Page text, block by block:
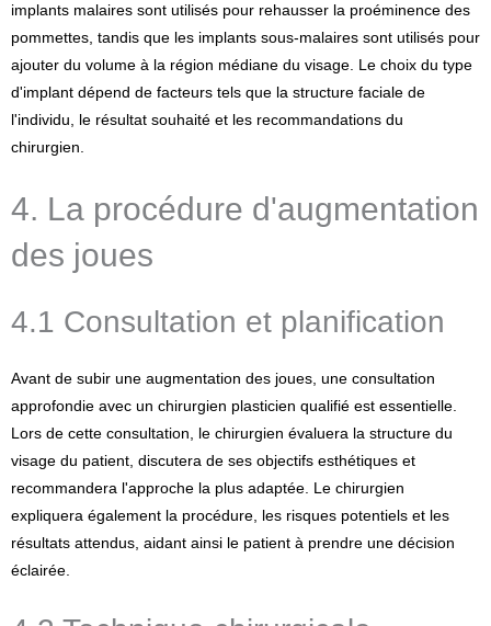
implants malaires sont utilisés pour rehausser la proéminence des
pommettes, tandis que les implants sous-malaires sont utilisés pour
ajouter du volume à la région médiane du visage. Le choix du type
d'implant dépend de facteurs tels que la structure faciale de
l'individu, le résultat souhaité et les recommandations du
chirurgien.
4. La procédure d'augmentation
des joues
4.1 Consultation et planification
Avant de subir une augmentation des joues, une consultation
approfondie avec un chirurgien plasticien qualifié est essentielle.
Lors de cette consultation, le chirurgien évaluera la structure du
visage du patient, discutera de ses objectifs esthétiques et
recommandera l'approche la plus adaptée. Le chirurgien
expliquera également la procédure, les risques potentiels et les
résultats attendus, aidant ainsi le patient à prendre une décision
éclairée.